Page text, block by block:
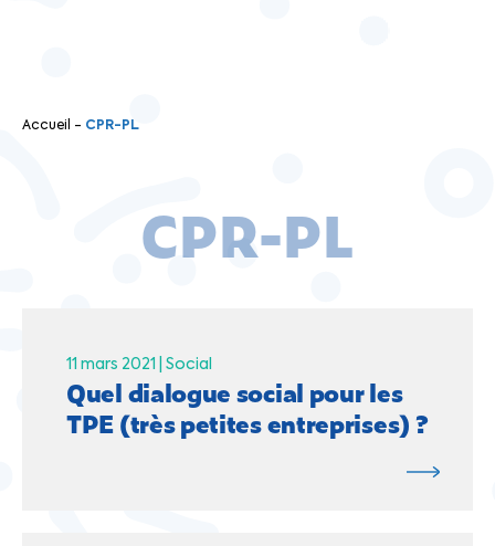
Accueil - CPR-PL
CPR-PL
11 mars 2021 | Social
Quel dialogue social pour les
TPE (très petites entreprises) ?